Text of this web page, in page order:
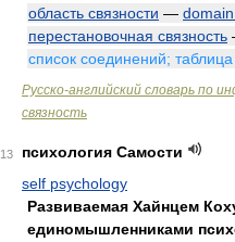
область связности —
перестановочная связность
список соединений; таблица
Русско-английский словарь по
связность
13
психология Самости
self psychology
Развиваемая Хайнцем
единомышленниками